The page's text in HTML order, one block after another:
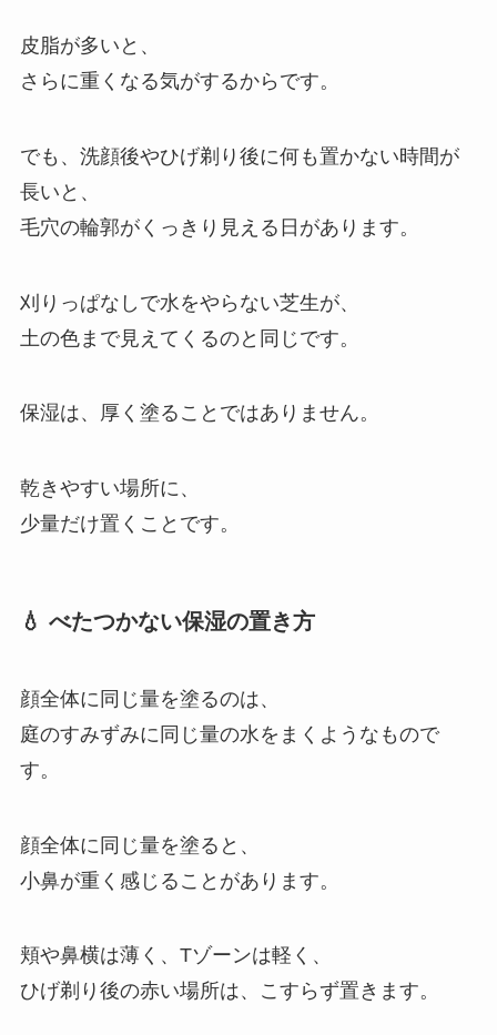
皮脂が多いと、
さらに重くなる気がするからです。
でも、洗顔後やひげ剃り後に何も置かない時間が
長いと、
毛穴の輪郭がくっきり見える日があります。
刈りっぱなしで水をやらない芝生が、
土の色まで見えてくるのと同じです。
保湿は、厚く塗ることではありません。
乾きやすい場所に、
少量だけ置くことです。
💧 べたつかない保湿の置き方
顔全体に同じ量を塗るのは、
庭のすみずみに同じ量の水をまくようなもので
す。
顔全体に同じ量を塗ると、
小鼻が重く感じることがあります。
頬や鼻横は薄く、Tゾーンは軽く、
ひげ剃り後の赤い場所は、こすらず置きます。